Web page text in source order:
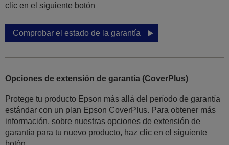
clic en el siguiente botón
Comprobar el estado de la garantía
Opciones de extensión de garantía (CoverPlus)
Protege tu producto Epson más allá del período de garantía
estándar con un plan Epson CoverPlus. Para obtener más
información, sobre nuestras opciones de extensión de
garantía para tu nuevo producto, haz clic en el siguiente